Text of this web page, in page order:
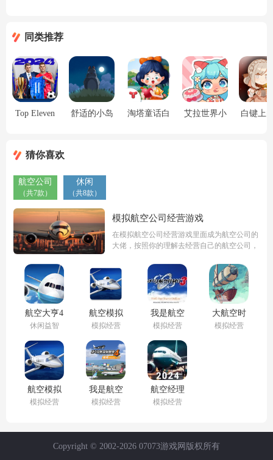
同类推荐
Top Eleven
舒适的小岛
淘塔童话白
艾拉世界小
白键上
猜你喜欢
模拟航空公司经营游戏
在模拟航空公司经营游戏里面成为航空公司的
大佬，按照你的理解去经营自己的航空公司，
的航空公司不断的扩大！你的商业天赋在这些
游戏里面得到充分的展现！
航空大亨4
官方完整
休闲益智
航空模拟
器
FS 2024)
模拟经营
我是航空
管制官汉
模拟经营
大航空时
代
模拟经营
航空模拟
器
模拟经营
我是航空
管制官
模拟经营
航空经理
2024(Airline
模拟经营
航空公司
（共7款）
休闲
（共8款）
Copyright © 2002-2026 07073游戏网版权所有